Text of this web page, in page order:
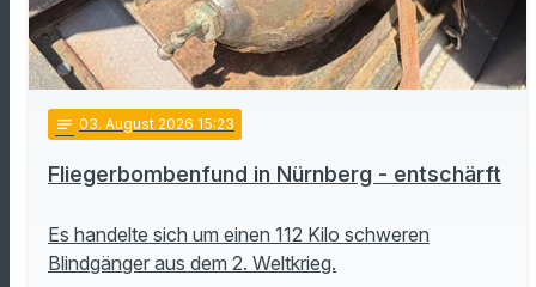
notes 03. August 2026 15:23
Fliegerbombenfund in Nürnberg - entschärft
Es handelte sich um einen 112 Kilo schweren
Blindgänger aus dem 2. Weltkrieg.